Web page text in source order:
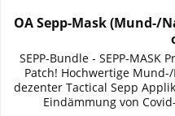
OA Sepp-Mask (Mund-/
SEPP-Bundle - SEPP-MASK
Patch! Hochwertige
dezenter Tactical Sepp
Eindämmung von